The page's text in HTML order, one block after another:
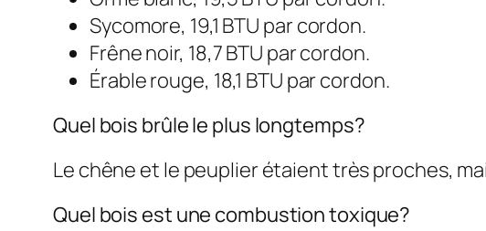
Sycomore, 19,1 BTU par cordon.
Frêne noir, 18,7 BTU par cordon.
Érable rouge, 18,1 BTU par cordon.
Quel bois brûle le plus longtemps?
Le chêne et le peuplier étaient très proches,
Quel bois est une combustion toxique?